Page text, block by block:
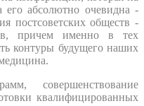
абсолютно очевидна -
постсоветских обществ -
причем именно в тех
контуры будущего наших
совершенствование
квалифицированных